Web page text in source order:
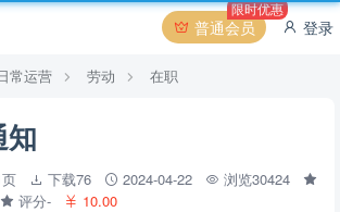
普通会员
限时优惠
登录
常运营 劳动 在职
知
页 下载76 2024-04-22
浏览30424
评分- 10.00